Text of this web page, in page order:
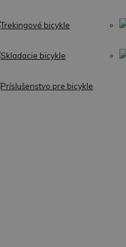
Trekingové bicykle
Skladacie bicykle
Príslušenstvo pre bicykle